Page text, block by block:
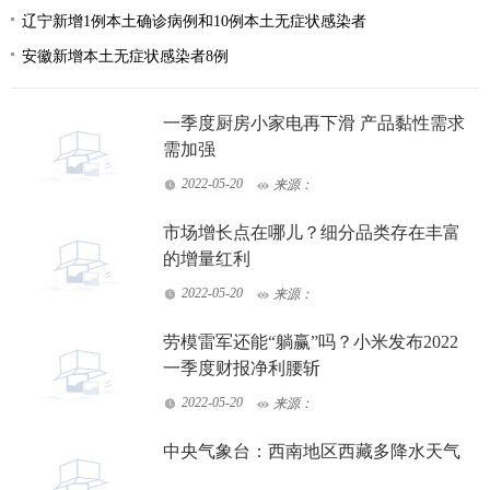
辽宁新增1例本土确诊病例和10例本土无症状感染者
安徽新增本土无症状感染者8例
一季度厨房小家电再下滑 产品黏性需求
需加强
2022-05-20 来源：
市场增长点在哪儿？细分品类存在丰富
的增量红利
2022-05-20 来源：
劳模雷军还能“躺赢”吗？小米发布2022
一季度财报净利腰斩
2022-05-20 来源：
中央气象台：西南地区西藏多降水天气